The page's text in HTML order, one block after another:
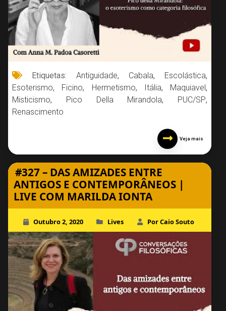
Etiquetas:Antiguidade, Cabala, Escolástica,
Esoterismo, Ficino, Hermetismo, Itália, Maquiavel,
Misticismo, Pico Della Mirandola, PUC/SP,
Renascimento
Veja mais
#327 – DAS AMIZADES ENTRE
ANTIGOS E CONTEMPORÂNEOS |
LIVE COM MARILDA IONTA
Outubro 2, 2020 Lives Por Caio Souto